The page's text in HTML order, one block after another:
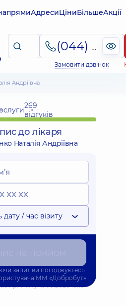
АдресиЦіниБільшеАкції
(044) 495-2-888
Замовити дзвінок
Андріївна
269
відгуків
прийому: 11.08.2026 10:15
до лікаря
Наталія Андріївна
дату / час візиту
запит ви погоджуєтесь
ММ «Добробут»